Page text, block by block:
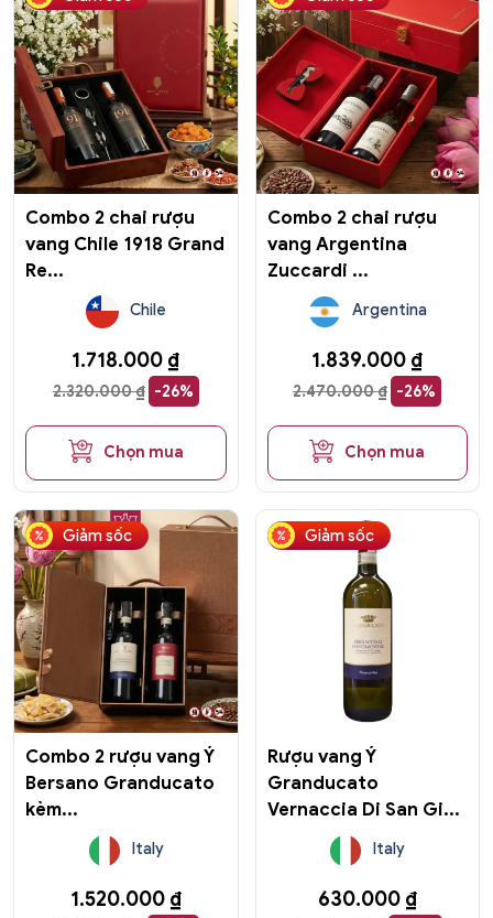
Combo 2 chai rượu
vang Chile 1918 Grand
Re...
Chile
2.320.000₫ -26%
1.718.000 ₫
Chọn mua
Combo 2 chai rượu
vang Argentina
Zuccardi ...
Argentina
2.470.000₫ -26%
1.839.000 ₫
Chọn mua
Giảm sốc
Combo 2 rượu vang Ý
Bersano Granducato
kèm...
Italy
1.520.000 ₫
Giảm sốc
Rượu vang Ý
Granducato
Vernaccia Di San Gi...
Italy
630.000 ₫